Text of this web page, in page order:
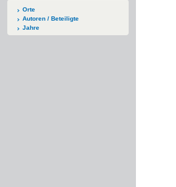
Orte
Autoren / Beteiligte
Jahre